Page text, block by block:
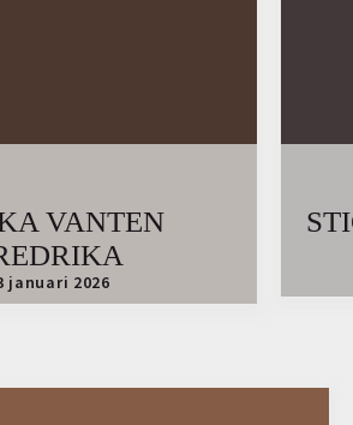
VANTEN
januari 2026